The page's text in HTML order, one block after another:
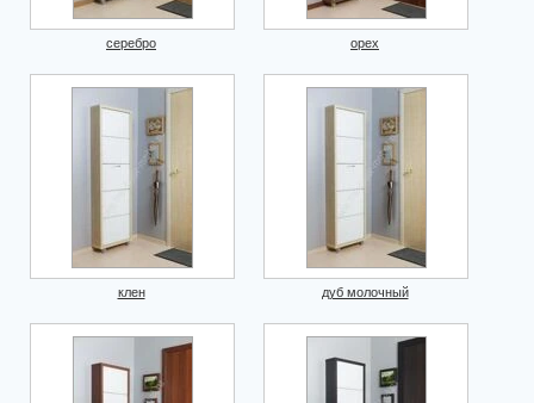
серебро орех
клен дуб молочный